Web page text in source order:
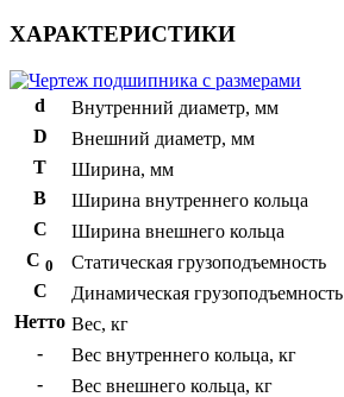
ХАРАКТЕРИСТИКИ
d Внутренний диаметр, мм
D
Внешний диаметр, мм
T
Ширина, мм
B
Ширина внутреннего кольца
С
Ширина внешнего кольца
С 0 Статическая грузоподъемность
C
Динамическая грузоподъемность
Нетто Вес, кг
-
Вес внутреннего кольца, кг
-
Вес внешнего кольца, кг